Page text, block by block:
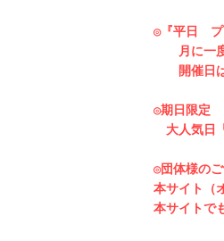
◎『平日　プ
月に一
開催日は
◎期日限定
大人気日
◎団体様の
本サイト（
本サイトで